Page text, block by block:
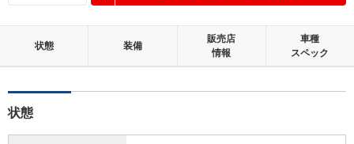
状態 装備
販売店
情報
車種
スペック
状態